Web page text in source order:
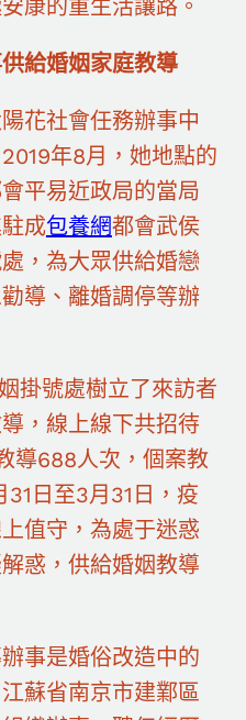
康的重生活讓路。
給婚姻家庭教導
花社會任務辦事中
年8月，她地點的
平易近政局的當局
成包養網都會武侯
，為大眾供給婚戀
導、離婚調停等辦
掛號處樹立了來訪者
，線上線下共招待
導688人次，個案教
31日至3月31日，疫
值守，為處于迷惑
惑，供給婚姻教導
事是婚俗改造中的
蘇省南京市建鄴區